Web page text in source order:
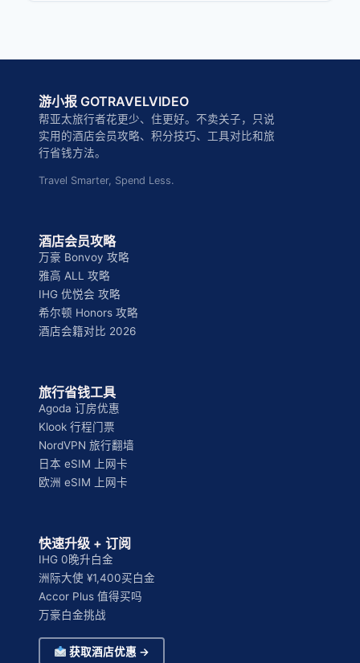
游小报 GOTRAVELVIDEO
帮亚太旅行者花更少、住更好。不卖关子，只说
实用的酒店会员攻略、积分技巧、工具对比和旅
行省钱方法。
Travel Smarter, Spend Less.
酒店会员攻略
万豪 Bonvoy 攻略
雅高 ALL 攻略
IHG 优悦会 攻略
希尔顿 Honors 攻略
酒店会籍对比 2026
旅行省钱工具
Agoda 订房优惠
Klook 行程门票
NordVPN 旅行翻墙
日本 eSIM 上网卡
欧洲 eSIM 上网卡
快速升级 + 订阅
IHG 0晚升白金
洲际大使 ¥1,400买白金
Accor Plus 值得买吗
万豪白金挑战
获取酒店优惠 →